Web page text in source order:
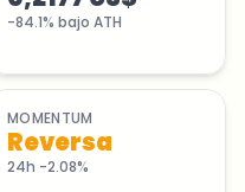
-84.1% bajo ATH
MOMENTUM
Reversa
24h -2.08%